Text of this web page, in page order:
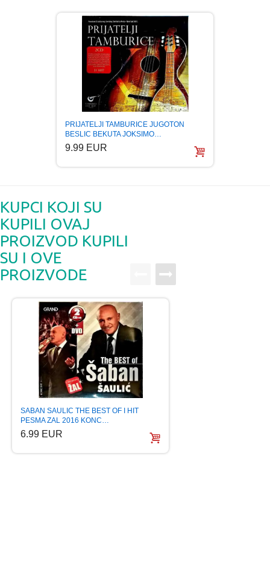
PRIJATELJI TAMBURICE JUGOTON
BESLIC BEKUTA JOKSIMO…
9.99 EUR
KUPCI KOJI SU
KUPILI OVAJ
PROIZVOD KUPILI
SU I OVE
PROIZVODE
SABAN SAULIC THE BEST OF I HIT
PESMA ZAL 2016 KONC…
6.99 EUR